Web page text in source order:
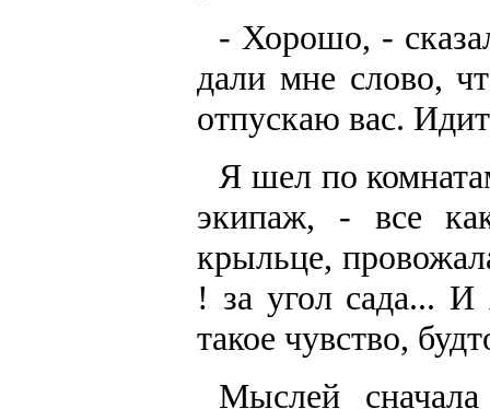
- Хорошо, -
дали мне слово,
отпускаю вас.
Я шел по
экипаж, - все
крыльце,
! за угол сада...
такое чувство,
Мыслей